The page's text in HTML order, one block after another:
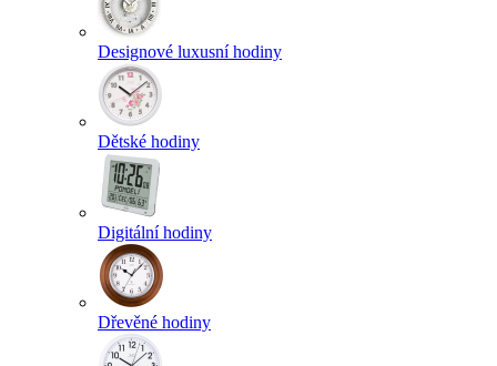
Designové luxusní hodiny
Dětské hodiny
Digitální hodiny
Dřevěné hodiny